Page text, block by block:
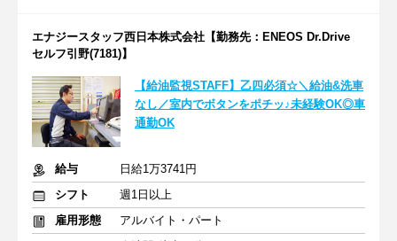
エナジースタッフ西日本株式会社【勤務先：ENEOS Dr.Drive
セルフ引野(7181)】
【給油監視STAFF】乙四必須☆＼給油&洗車
なし／室内でボタンをポチッ♪未経験OK◎車
通勤OK
給与
日給1万3741円
シフト
週1日以上
雇用形態
アルバイト・パート